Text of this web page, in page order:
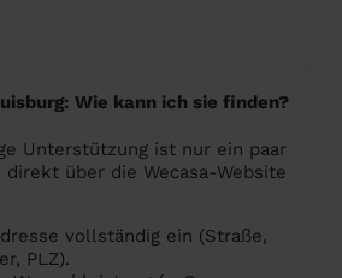
Wie kann ich sie finden?
Unterstützung ist nur ein paar
über die Wecasa-Website
vollständig ein (Straße,
PLZ).